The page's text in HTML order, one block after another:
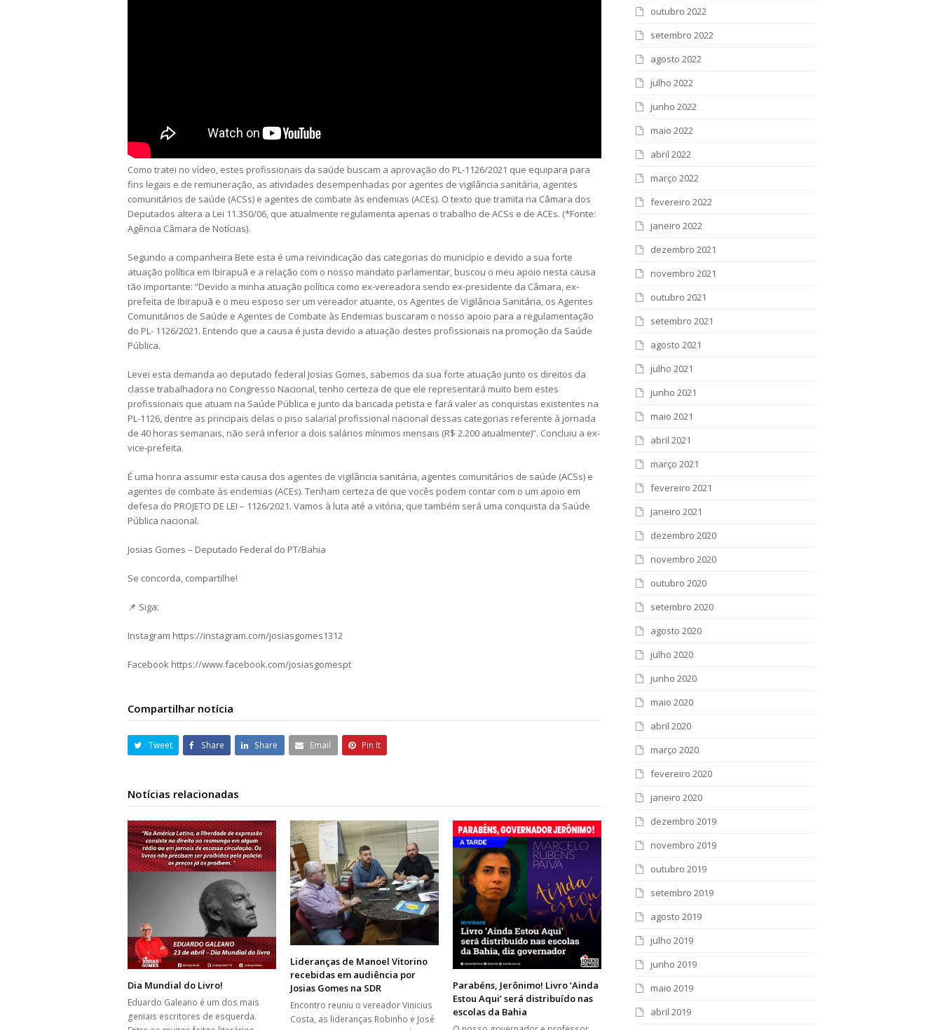
Como tratei no vídeo, estes profissionais da saúde buscam a aprovação do PL-1126/2021 que equipara para
fins legais e de remuneração, as atividades desempenhadas por agentes de vigilância sanitária, agentes
comunitários de saúde (ACSs) e agentes de combate às endemias (ACEs). O texto que tramita na Câmara dos
Deputados altera a Lei 11.350/06, que atualmente regulamenta apenas o trabalho de ACSs e de ACEs. (*Fonte:
Agência Câmara de Notícias).
Segundo a companheira Bete esta é uma reivindicação das categorias do município e devido a sua forte
atuação política em Ibirapuã e a relação com o nosso mandato parlamentar, buscou o meu apoio nesta causa
tão importante: “Devido a minha atuação política como ex-vereadora sendo ex-presidente da Câmara, ex-
prefeita de Ibirapuã e o meu esposo ser um vereador atuante, os Agentes de Vigilância Sanitária, os Agentes
Comunitários de Saúde e Agentes de Combate às Endemias buscaram o nosso apoio para a regulamentação
do PL- 1126/2021. Entendo que a causa é justa devido a atuação destes profissionais na promoção da Saúde
Pública.
Levei esta demanda ao deputado federal Josias Gomes, sabemos da sua forte atuação junto os direitos da
classe trabalhadora no Congresso Nacional, tenho certeza de que ele representará muito bem estes
profissionais que atuam na Saúde Pública e junto da bancada petista e fará valer as conquistas existentes na
PL-1126, dentre as principais delas o piso salarial profissional nacional dessas categorias referente à jornada
de 40 horas semanais, não será inferior a dois salários mínimos mensais (R$ 2.200 atualmente)”. Concluiu a ex-
vice-prefeita.
É uma honra assumir esta causa dos agentes de vigilância sanitária, agentes comunitários de saúde (ACSs) e
agentes de combate às endemias (ACEs). Tenham certeza de que vocês podem contar com o um apoio em
defesa do PROJETO DE LEI – 1126/2021. Vamos à luta até a vitória, que também será uma conquista da Saúde
Pública nacional.
Josias Gomes – Deputado Federal do PT/Bahia
Se concorda, compartilhe!
📌 Siga:
Instagram https://instagram.com/josiasgomes1312
Facebook https://www.facebook.com/josiasgomespt
Compartilhar notícia
Tweet Share Share Email Pin It
Notícias relacionadas
Dia Mundial do Livro!
Eduardo Galeano é um dos mais
geniais escritores de esquerda.
Lideranças de Manoel Vitorino
recebidas em audiência por
Josias Gomes na SDR
Encontro reuniu o vereador Vinicius
Costa, as lideranças Robinho e José
Parabéns, Jerônimo! Livro ‘Ainda
Estou Aqui’ será distribuído nas
escolas da Bahia
outubro 2022
setembro 2022
agosto 2022
julho 2022
junho 2022
maio 2022
abril 2022
março 2022
fevereiro 2022
janeiro 2022
dezembro 2021
novembro 2021
outubro 2021
setembro 2021
agosto 2021
julho 2021
junho 2021
maio 2021
abril 2021
março 2021
fevereiro 2021
janeiro 2021
dezembro 2020
novembro 2020
outubro 2020
setembro 2020
agosto 2020
julho 2020
junho 2020
maio 2020
abril 2020
março 2020
fevereiro 2020
janeiro 2020
dezembro 2019
novembro 2019
outubro 2019
setembro 2019
agosto 2019
julho 2019
junho 2019
maio 2019
abril 2019